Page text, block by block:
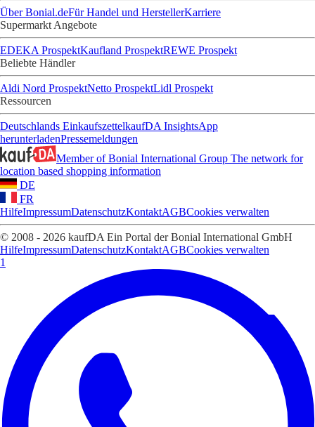
Über Bonial.deFür Handel und HerstellerKarriere
Supermarkt Angebote
EDEKA ProspektKaufland ProspektREWE Prospekt
Beliebte Händler
Aldi Nord ProspektNetto ProspektLidl Prospekt
Ressourcen
Deutschlands EinkaufszettelkaufDA InsightsApp
herunterladenPressemeldungen
Member of Bonial International Group The network for
location based shopping information
DE
FR
HilfeImpressumDatenschutzKontaktAGBCookies verwalten
© 2008 - 2026 kaufDA Ein Portal der Bonial International GmbH
HilfeImpressumDatenschutzKontaktAGBCookies verwalten
1